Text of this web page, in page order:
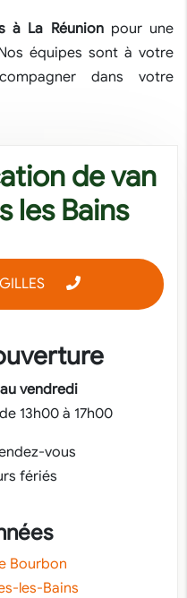
à La Réunionpour une
équipes sont à votre
dans votre
de van
les Bains
vendredi
13h00 à 17h00
vous
fériés
Bourbon
les-Bains